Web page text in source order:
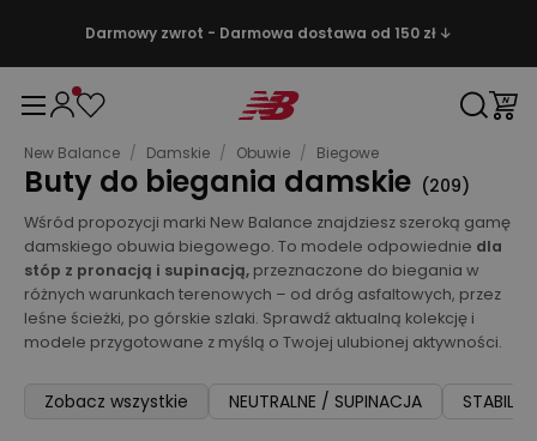
Darmowy zwrot - Darmowa dostawa od 150 zł ↓
New Balance / Damskie / Obuwie / Biegowe
Buty do biegania damskie (209)
Wśród propozycji marki New Balance znajdziesz szeroką gamę
damskiego obuwia biegowego. To modele odpowiednie dla
stóp z pronacją i supinacją, przeznaczone do biegania w
różnych warunkach terenowych – od dróg asfaltowych, przez
leśne ścieżki, po górskie szlaki. Sprawdź aktualną kolekcję i
modele przygotowane z myślą o Twojej ulubionej aktywności.
Zobacz wszystkie NEUTRALNE / SUPINACJA